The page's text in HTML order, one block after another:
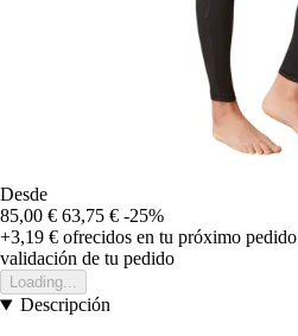
Desde
85,00 € 63,75 € -25%
+3,19 € ofrecidos en tu próximo pedido
validación de tu pedido
Loading...
Descripción